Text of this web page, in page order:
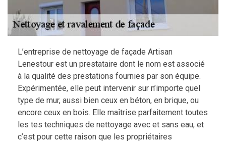
L’entreprise de nettoyage de façade Artisan
Lenestour est un prestataire dont le nom est associé
à la qualité des prestations fournies par son équipe.
Expérimentée, elle peut intervenir sur n’importe quel
type de mur, aussi bien ceux en béton, en brique, ou
encore ceux en bois. Elle maîtrise parfaitement toutes
les tes techniques de nettoyage avec et sans eau, et
c’est pour cette raison que les propriétaires